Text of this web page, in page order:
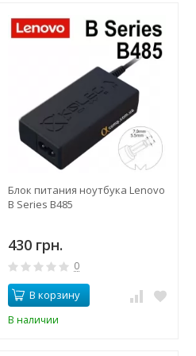
Блок питания ноутбука Lenovo
B Series B485
430 грн.
0
В корзину
В наличии